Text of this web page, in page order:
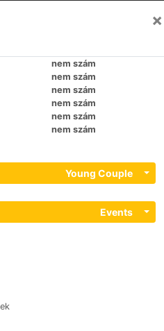
×
nem szám
nem szám
nem szám
nem szám
nem szám
nem szám
Young Couple
Events